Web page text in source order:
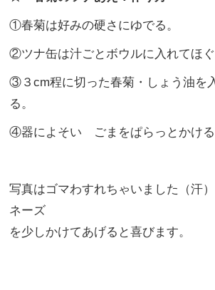
①春菊は好みの硬さにゆでる。
②ツナ缶は汁ごとボウルに入れてほぐ
③３cm程に切った春菊・しょう油を
る。
④器によそい ごまをぱらっとかける
写真はゴマわすれちゃいました（汗
ネーズ
を少しかけてあげると喜びます。